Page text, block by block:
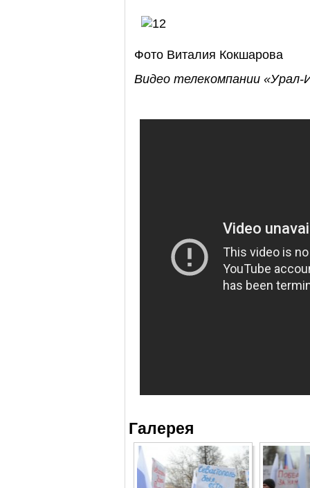
Фото Виталия Кокшарова
Видео телекомпании
Галерея